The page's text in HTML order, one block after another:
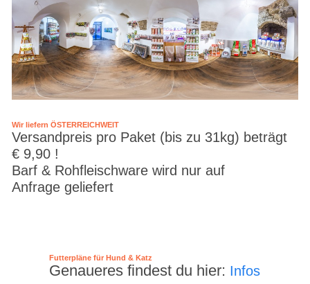
Wir liefern ÖSTERREICHWEIT
Versandpreis pro Paket (bis zu 31kg) beträgt
€ 9,90 !
Barf & Rohfleischware wird nur auf
Anfrage geliefert
Futterpläne für Hund & Katz
Genaueres findest du hier: Infos